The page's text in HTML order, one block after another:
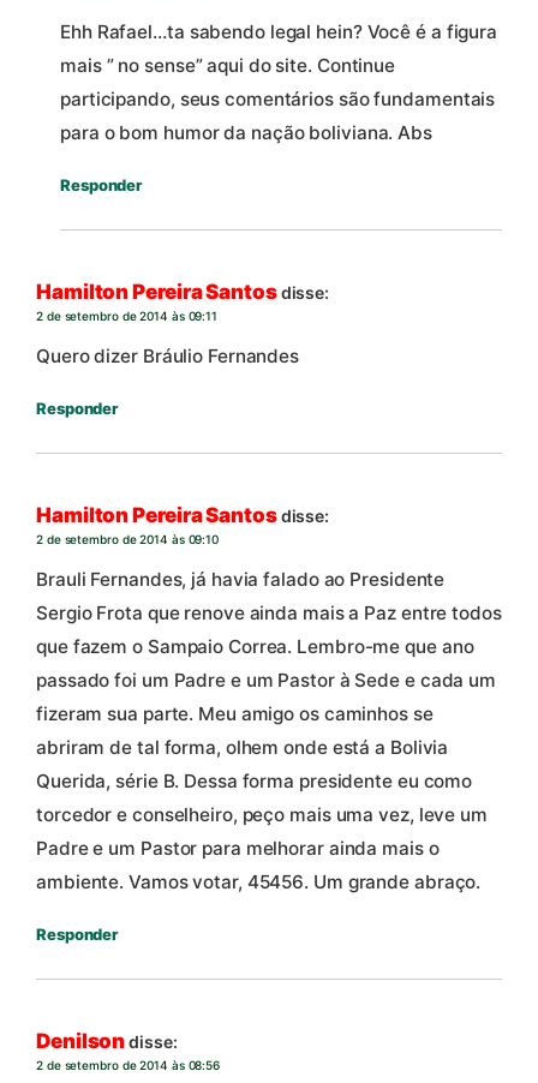
Ehh Rafael…ta sabendo legal hein? Você é a figura
mais ” no sense” aqui do site. Continue
participando, seus comentários são fundamentais
para o bom humor da nação boliviana. Abs
Responder
Hamilton Pereira Santosdisse:
2 de setembro de 2014 às 09:11
Quero dizer Bráulio Fernandes
Responder
Hamilton Pereira Santosdisse:
2 de setembro de 2014 às 09:10
Brauli Fernandes, já havia falado ao Presidente
Sergio Frota que renove ainda mais a Paz entre todos
que fazem o Sampaio Correa. Lembro-me que ano
passado foi um Padre e um Pastor à Sede e cada um
fizeram sua parte. Meu amigo os caminhos se
abriram de tal forma, olhem onde está a Bolivia
Querida, série B. Dessa forma presidente eu como
torcedor e conselheiro, peço mais uma vez, leve um
Padre e um Pastor para melhorar ainda mais o
ambiente. Vamos votar, 45456. Um grande abraço.
Responder
Denilsondisse:
2 de setembro de 2014 às 08:56